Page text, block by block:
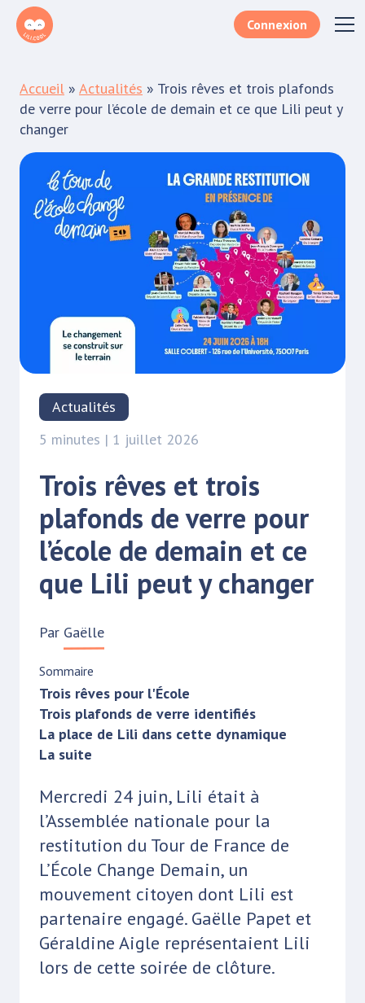
Connexion
Accueil » Actualités » Trois rêves et trois plafonds
de verre pour l’école de demain et ce que Lili peut y
changer
Actualités
5 minutes | 1 juillet 2026
Trois rêves et trois
plafonds de verre pour
l’école de demain et ce
que Lili peut y changer
Par Gaëlle
Sommaire
Trois rêves pour l'École
Trois plafonds de verre identifiés
La place de Lili dans cette dynamique
La suite
Mercredi 24 juin, Lili était à
l’Assemblée nationale pour la
restitution du Tour de France de
L’École Change Demain, un
mouvement citoyen dont Lili est
partenaire engagé. Gaëlle Papet et
Géraldine Aigle représentaient Lili
lors de cette soirée de clôture.
Remplissez le formulaire lorem ipsum dolor sit
amet, consectetur adipiscing elit aenean
Votre e-mail*
Je m'inscris